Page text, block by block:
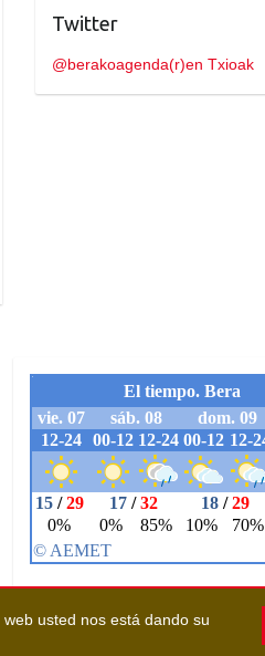
usted nos está dando su
Twitter
@berakoagenda(r)en Txioak